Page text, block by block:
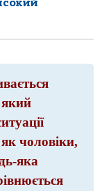
який
чоловіки,
яка